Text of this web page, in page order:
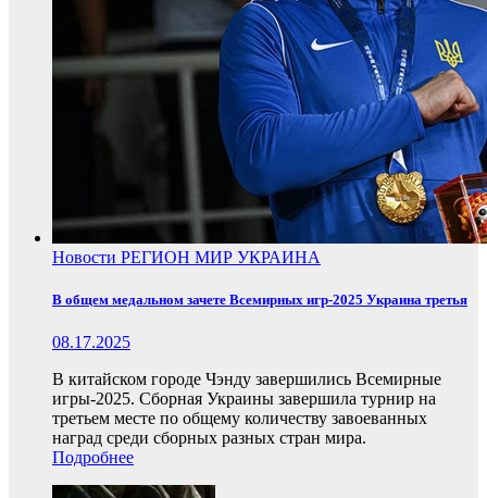
Новости РЕГИОН МИР УКРАИНА
В общем медальном зачете Всемирных игр-2025 Украина третья
08.17.2025
В китайском городе Чэнду завершились Всемирные
игры-2025. Сборная Украины завершила турнир на
третьем месте по общему количеству завоеванных
наград среди сборных разных стран мира.
Подробнее